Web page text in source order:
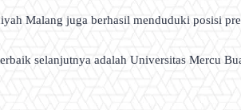
Malang juga berhasil menduduki posisi
selanjutnya adalah Universitas Mercu